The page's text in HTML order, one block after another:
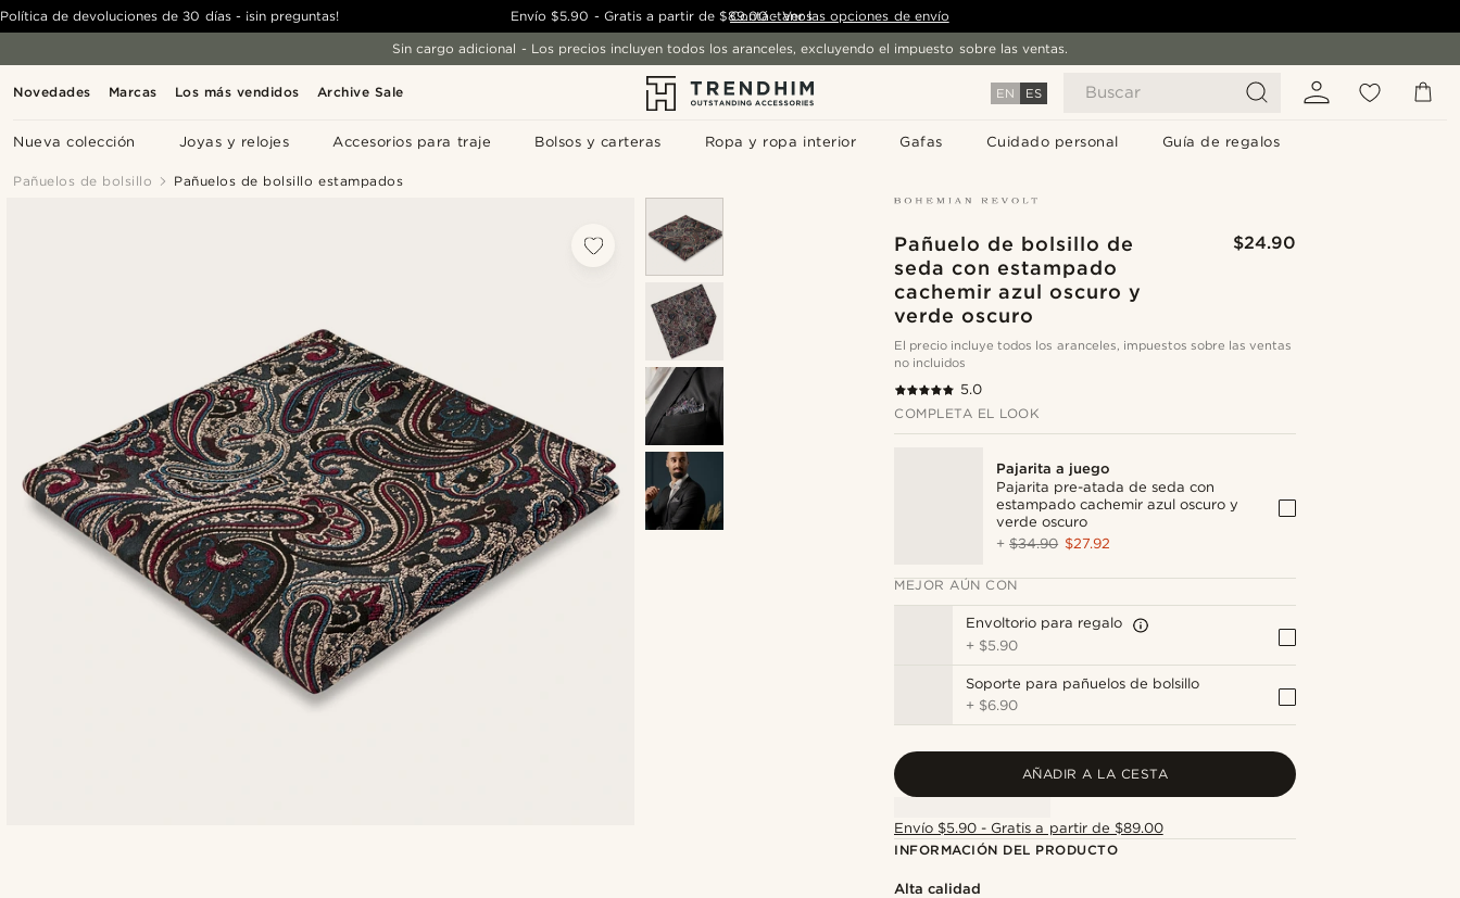
Novedades Marcas Los más vendidos Archive Sale EN ES Buscar
Nueva colección Joyas y relojes Accesorios para traje Bolsos y carteras Ropa y ropa interior Gafas Cuidado personal Guía de regalos
Política de devoluciones de 30 días - ¡sin preguntas! Envío $5.90 - Gratis a partir de $89.00 - Ver las opciones de envío
Contáctanos
Sin cargo adicional - Los precios incluyen todos los aranceles, excluyendo el impuesto sobre las ventas.
Pañuelos de bolsillo Pañuelos de bolsillo estampados
Pañuelo de bolsillo de
seda con estampado
cachemir azul oscuro y
verde oscuro
$24.90
El precio incluye todos los aranceles, impuestos sobre las ventas
no incluidos
5.0
COMPLETA EL LOOK
Pajarita a juego
Pajarita pre-atada de seda con
estampado cachemir azul oscuro y
verde oscuro
+$34.90 $27.92
MEJOR AÚN CON
Envoltorio para regalo
+ $5.90
Soporte para pañuelos de bolsillo
+ $6.90
AÑADIR A LA CESTA
Envío $5.90 - Gratis a partir de $89.00
INFORMACIÓN DEL PRODUCTO
Alta calidad